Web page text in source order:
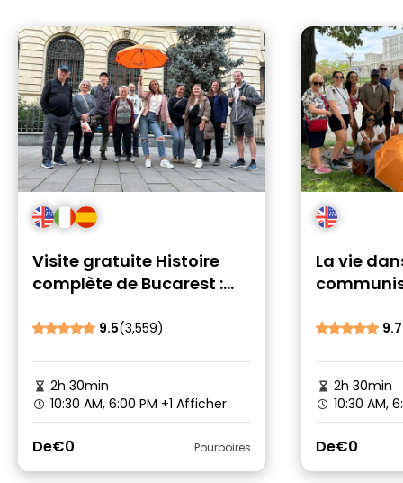
Visite gratuite Histoire
complète de Bucarest :
cachés 9.5(3,559)
2h 30min
10:30 AM, 6:00 PM +1 Afficher
De€0 Pourboires
La vie
9.7
2h 30min
10:30 AM,
De€0